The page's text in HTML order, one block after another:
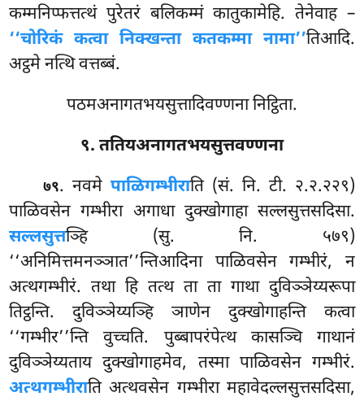
कम्मनिप्फत्तत्थं पुरेतरं बलिकम्मं कातुकामेहि. तेनेवाह –
‘‘चोरिकं कत्वा निक्खन्ता कतकम्मा नामा’’तिआदि.
अट्ठमे नत्थि वत्तब्बं.
पठमअनागतभयसुत्तादिवण्णना निट्ठिता.
९. ततियअनागतभयसुत्तवण्णना
७९. नवमे पाळिगम्भीराति (सं. नि. टी. २.२.२२९)
पाळिवसेन गम्भीरा अगाधा दुक्खोगाहा सल्लसुत्तसदिसा.
सल्लसुत्तञ्हि (सु. नि. ५७९)
‘‘अनिमित्तमनञ्ञात’’न्तिआदिना पाळिवसेन गम्भीरं, न
अत्थगम्भीरं. तथा हि तत्थ ता ता गाथा दुविञ्ञेय्यरूपा
तिट्ठन्ति. दुविञ्ञेय्यञ्हि ञाणेन दुक्खोगाहन्ति कत्वा
‘‘गम्भीर’’न्ति वुच्चति. पुब्बापरंपेत्थ कासञ्चि गाथानं
दुविञ्ञेय्यताय दुक्खोगाहमेव, तस्मा पाळिवसेन गम्भीरं.
अत्थगम्भीराति अत्थवसेन गम्भीरा महावेदल्लसुत्तसदिसा,